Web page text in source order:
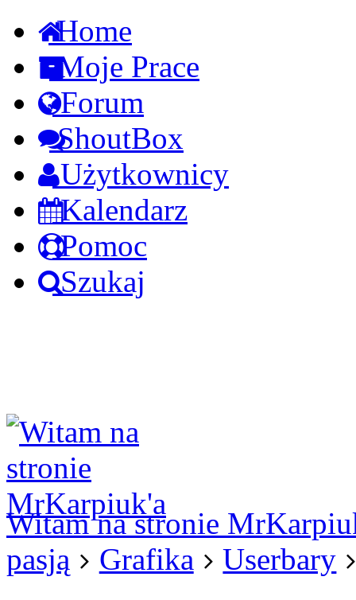
Home
Moje Prace
Forum
ShoutBox
Użytkownicy
Kalendarz
Pomoc
Szukaj
Witam na stronie
pasją
Grafika Userbary